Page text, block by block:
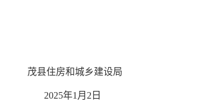
和城乡建设局
5年1 月 2 日